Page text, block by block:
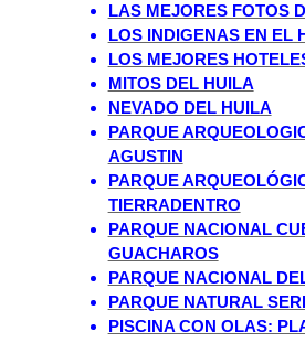
LAS MEJORES FOTOS
LOS INDIGENAS EN EL
LOS MEJORES
MITOS DEL HUILA
NEVADO DEL HUILA
PARQUE
AGUSTIN
PARQUE
TIERRADENTRO
PARQUE NACIONAL
GUACHAROS
PARQUE NACIONAL
PARQUE NATURAL
PISCINA CON OLAS: